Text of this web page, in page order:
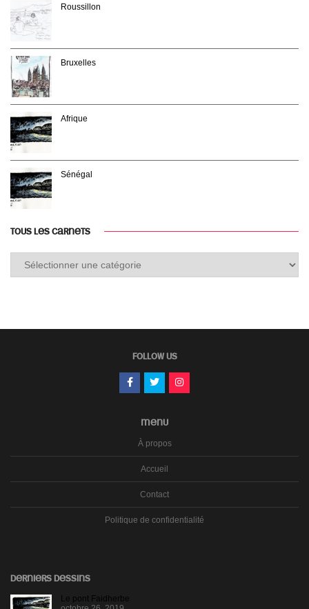
Roussillon
Bruxelles
Afrique
Sénégal
TOUS LES CARNETS
FOLLOW US
MENU
À propos
Accueil
Contact
Politique de confidentialité
DERNIERS DESSINS
Le pont Faidherbe